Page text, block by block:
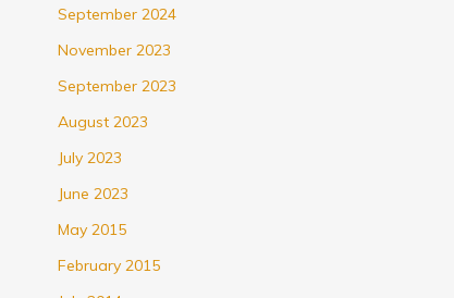
September 2024
November 2023
September 2023
August 2023
July 2023
June 2023
May 2015
February 2015